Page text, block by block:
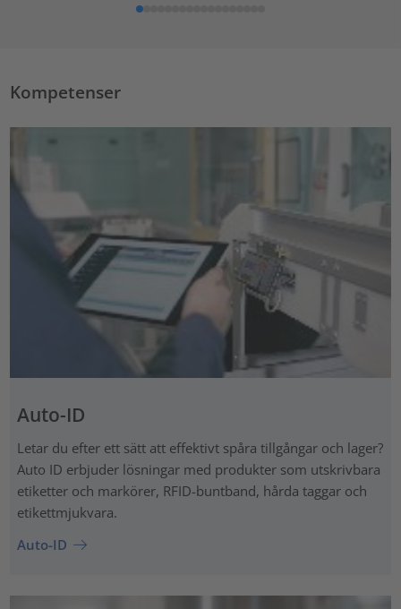
Kompetenser
Auto-ID
Letar du efter ett sätt att effektivt spåra tillgångar och lager?
Auto ID erbjuder lösningar med produkter som utskrivbara
etiketter och markörer, RFID-buntband, hårda taggar och
etikettmjukvara.
Auto-ID